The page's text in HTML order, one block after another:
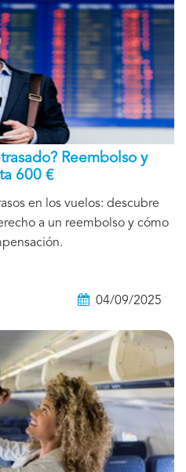
Reembolso y
600 €
en los vuelos: descubre
a un reembolso y cómo
04/09/2025